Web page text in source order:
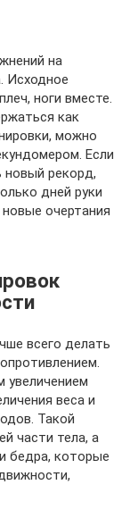
на
Исходное
ноги вместе.
как
можно
Если
новый рекорд,
дней руки
очертания
всего делать
увеличением
веса и
Такой
части тела, а
бедра, которые